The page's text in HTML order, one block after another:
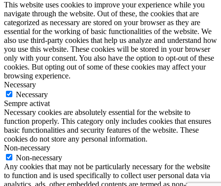
This website uses cookies to improve your experience while you
navigate through the website. Out of these, the cookies that are
categorized as necessary are stored on your browser as they are
essential for the working of basic functionalities of the website. We
also use third-party cookies that help us analyze and understand how
you use this website. These cookies will be stored in your browser
only with your consent. You also have the option to opt-out of these
cookies. But opting out of some of these cookies may affect your
browsing experience.
Necessary
Necessary
Sempre activat
Necessary cookies are absolutely essential for the website to
function properly. This category only includes cookies that ensures
basic functionalities and security features of the website. These
cookies do not store any personal information.
Non-necessary
Non-necessary
Any cookies that may not be particularly necessary for the website
to function and is used specifically to collect user personal data via